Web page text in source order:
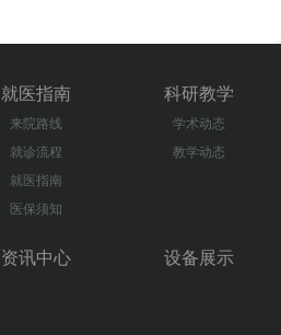
就医指南
来院路线
就诊流程
就医指南
医保须知
科研教学
学术动态
教学动态
资讯中心 设备展示